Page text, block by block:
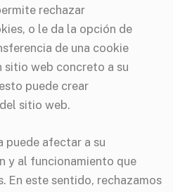
rechazar
o le da la opción de
de una cookie
sitio web concreto a su
puede crear
sitio web.
puede afectar a su
y al funcionamiento que
En este sentido, rechazamos